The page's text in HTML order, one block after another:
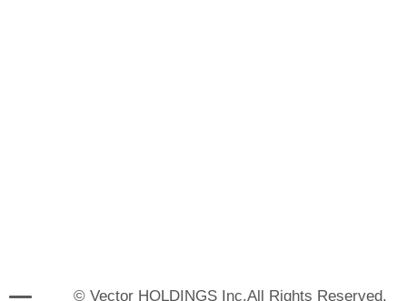
© Vector HOLDINGS Inc.All Rights Reserved.